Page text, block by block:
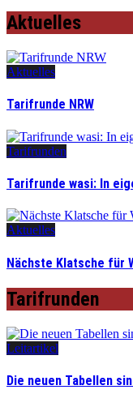
Aktuelles
Aktuelles
Tarifrunde NRW
Tarifrunden
Tarifrunde wasi: In
Aktuelles
Nächste Klatsche für
Tarifrunden
Leitartikel
Die neuen Tabellen